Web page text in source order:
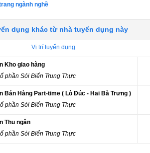
ngành nghề
dụng khác từ nhà tuyển dụng này
Vị trí tuyển dụng
Kho giao hàng
phần Sói Biển Trung Thực
Bán Hàng Part-time ( Lò Đúc - Hai Bà Trưng )
phần Sói Biển Trung Thực
Thu ngân
phần Sói Biển Trung Thực